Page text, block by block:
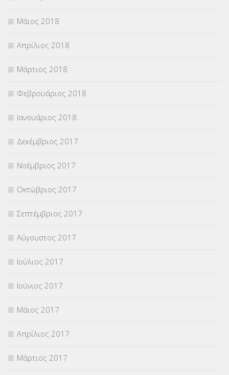
Μάιος 2018
Απρίλιος 2018
Μάρτιος 2018
Φεβρουάριος 2018
Ιανουάριος 2018
Δεκέμβριος 2017
Νοέμβριος 2017
Οκτώβριος 2017
Σεπτέμβριος 2017
Αύγουστος 2017
Ιούλιος 2017
Ιούνιος 2017
Μάιος 2017
Απρίλιος 2017
Μάρτιος 2017